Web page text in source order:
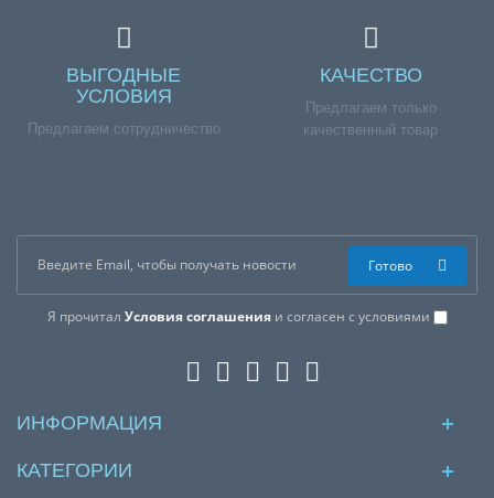
ВЫГОДНЫЕ
УСЛОВИЯ
Предлагаем сотрудничество
КАЧЕСТВО
Предлагаем только
качественный товар
Я прочитал Условия соглашенияи согласен с условиями
Готово
ИНФОРМАЦИЯ
КАТЕГОРИИ